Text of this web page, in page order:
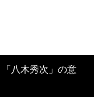
「八木秀次」の意